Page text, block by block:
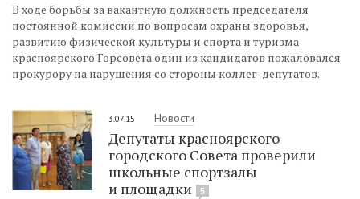
В ходе борьбы за вакантную должность председателя
постоянной комиссии по вопросам охраны здоровья,
развитию физической культуры и спорта и туризма
красноярского Горсовета один из кандидатов пожаловался
прокурору на нарушения со стороны коллег-депутатов.
3.07.15 Новости
Депутаты красноярского
городского Совета проверили
школьные спортзалы
и площадки
5